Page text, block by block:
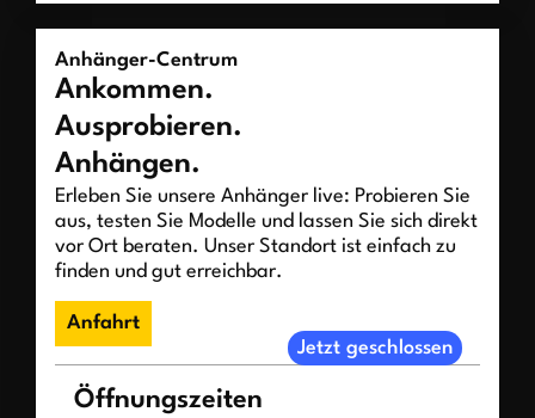
Anhänger-Centrum
Ankommen.
Ausprobieren.
Anhängen.
Erleben Sie unsere Anhänger live: Probieren Sie
aus, testen Sie Modelle und lassen Sie sich direkt
vor Ort beraten. Unser Standort ist einfach zu
finden und gut erreichbar.
Anfahrt
Jetzt geschlossen
Öffnungszeiten